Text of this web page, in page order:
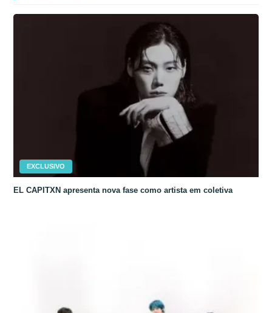
EXCLUSIVO
EL CAPITXN apresenta nova fase como artista em coletiva